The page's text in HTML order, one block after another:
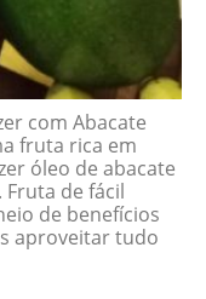
com Abacate
fruta rica em
óleo de abacate
de fácil
de benefícios
aproveitar tudo